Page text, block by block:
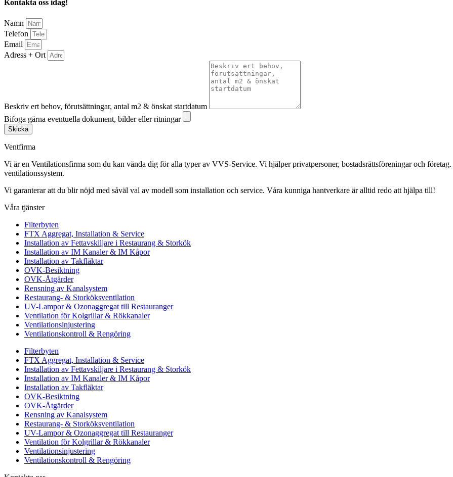
Kontakta oss idag!
Namn
Telefon
Email
Adress + Ort
Beskriv ert behov, förutsättningar, antal m2 & önskat startdatum
Bifoga gärna eventuella dokument, bilder eller ritningar
Skicka
Ventfirma
Vi är en Ventilationsfirma som du kan vända dig för alla typer av VVS-Service. Vi hjälper privatpersoner, bostadsrättsföreningar och företag.
ventilationssystem.
Vi garanterar att du blir nöjd med såväl val av modell som installation och service. Våra kunniga hantverkare är alltid redo att hjälpa till!
Våra tjänster
Filterbyten
FTX Aggregat, Installation & Service
Installation av Fettavskiljare i Restaurang & Storkök
Installation av IM Kanaler & IM Kåpor
Installation av Takfläktar
OVK-Besiktning
OVK-Åtgärder
Rensning av Kanalsystem
Restaurang- & Storköksventilation
UV-Lampor & Ozonaggregat till Restauranger
Ventilation för Kolgrillar & Rökkanaler
Ventilationsinjustering
Ventilationskontroll & Rengöring
Filterbyten
FTX Aggregat, Installation & Service
Installation av Fettavskiljare i Restaurang & Storkök
Installation av IM Kanaler & IM Kåpor
Installation av Takfläktar
OVK-Besiktning
OVK-Åtgärder
Rensning av Kanalsystem
Restaurang- & Storköksventilation
UV-Lampor & Ozonaggregat till Restauranger
Ventilation för Kolgrillar & Rökkanaler
Ventilationsinjustering
Ventilationskontroll & Rengöring